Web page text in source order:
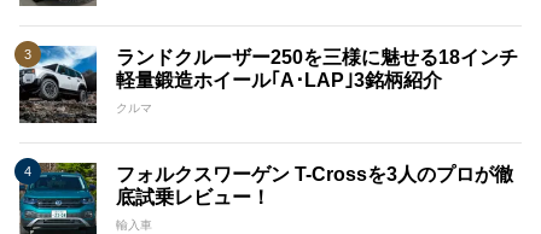
ランドクルーザー250を三様に魅せる18インチ
軽量鍛造ホイール｢A･LAP｣3銘柄紹介
クルマ
フォルクスワーゲン T-Crossを3人のプロが徹
底試乗レビュー！
輸入車